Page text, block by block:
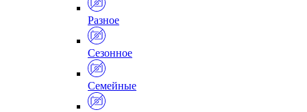
Разное
Сезонное
Семейные